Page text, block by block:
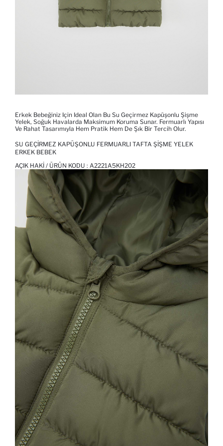
Erkek Bebeğiniz Için Ideal Olan Bu Su Geçirmez Kapüşonlu Şişme
Yelek, Soğuk Havalarda Maksimum Koruma Sunar. Fermuarlı Yapısı
Ve Rahat Tasarımıyla Hem Pratik Hem De Şık Bir Tercih Olur.
SU GEÇIRMEZ KAPÜŞONLU FERMUARLI TAFTA ŞIŞME YELEK
ERKEK BEBEK
AÇIK HAKI / ÜRÜN KODU : A2221A5KH202